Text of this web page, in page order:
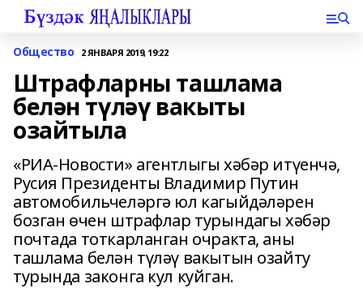
Общество 2 ЯНВАРЯ 2019, 19:22
Штрафларны ташлама
белән түләү вакыты
озайтыла
«РИА-Новости» агентлыгы хәбәр итүенчә,
Русия Президенты Владимир Путин
автомобильчеләргә юл кагыйдәләрен
бозган өчен штрафлар турындагы хәбәр
почтада тоткарланган очракта, аны
ташлама белән түләү вакытын озайту
турында законга кул куйган.